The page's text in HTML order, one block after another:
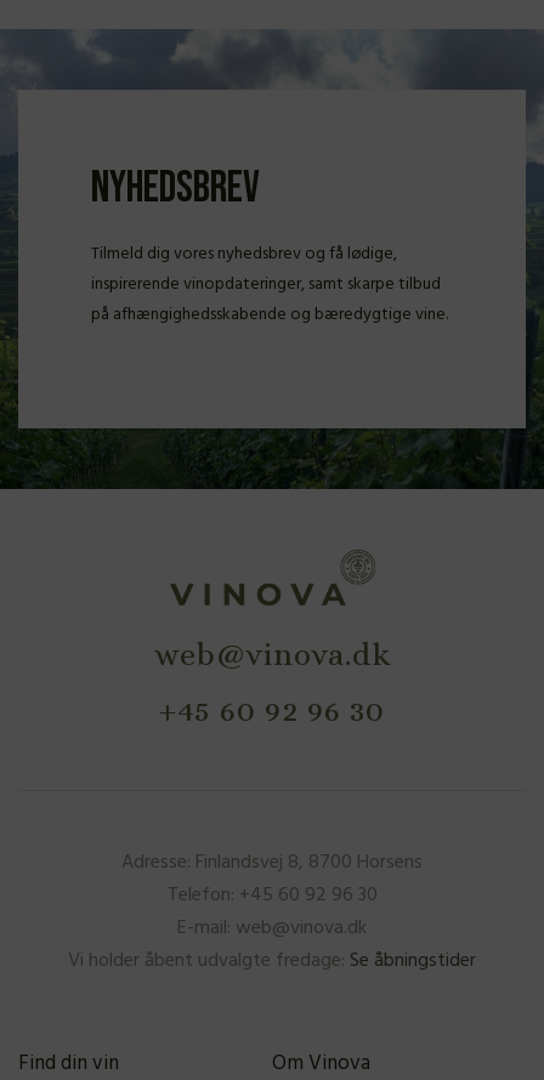
Nyhedsbrev
Tilmeld dig vores nyhedsbrev og få lødige,
inspirerende vinopdateringer, samt skarpe tilbud
på afhængighedsskabende og bæredygtige vine.
web@vinova.dk
+45 60 92 96 30
Adresse: Finlandsvej 8, 8700 Horsens
Telefon: +45 60 92 96 30
E-mail: web@vinova.dk
Vi holder åbent udvalgte fredage: Se åbningstider
Find din vin Om Vinova